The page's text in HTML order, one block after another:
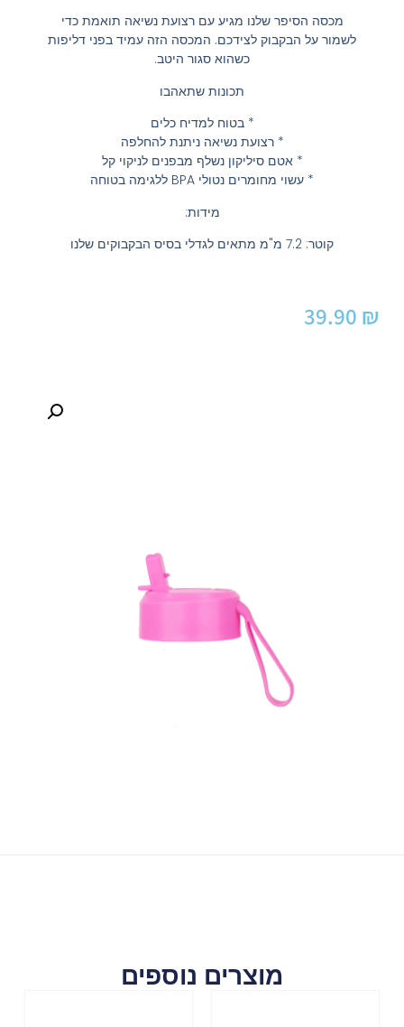
מכסה הסיפר שלנו מגיע עם רצועת נשיאה תואמת כדי
לשמור על הבקבוק לצידכם. המכסה הזה עמיד בפני דליפות
כשהוא סגור היטב.
תכונות שתאהבו
* בטוח למדיח כלים
* רצועת נשיאה ניתנת להחלפה
* אטם סיליקון נשלף מבפנים לניקוי קל
* עשוי מחומרים נטולי BPA ללגימה בטוחה
מידות:
קוטר: 7.2 מ"מ מתאים לגדלי בסיס הבקבוקים שלנו
39.90 ₪
מוצרים נוספים